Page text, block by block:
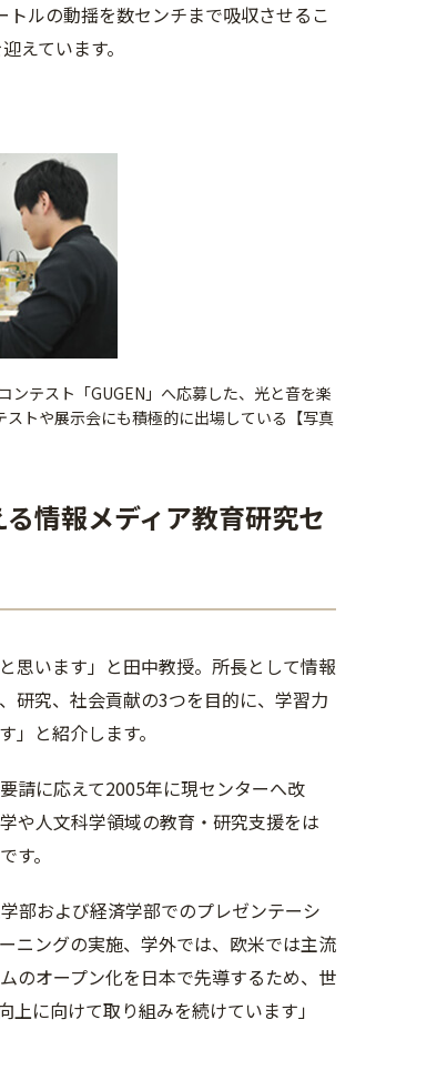
ルの動揺を数センチまで吸収させるこ
えています。
テスト「GUGEN」へ応募した、光と音を楽
トや展示会にも積極的に出場している【写真
情報メディア教育研究セ
思います」と田中教授。所長として情報
研究、社会貢献の3つを目的に、学習力
と紹介します。
請に応えて2005年に現センターへ改
や人文科学領域の教育・研究支援をは
す。
部および経済学部でのプレゼンテーシ
ニングの実施、学外では、欧米では主流
のオープン化を日本で先導するため、世
に向けて取り組みを続けています」